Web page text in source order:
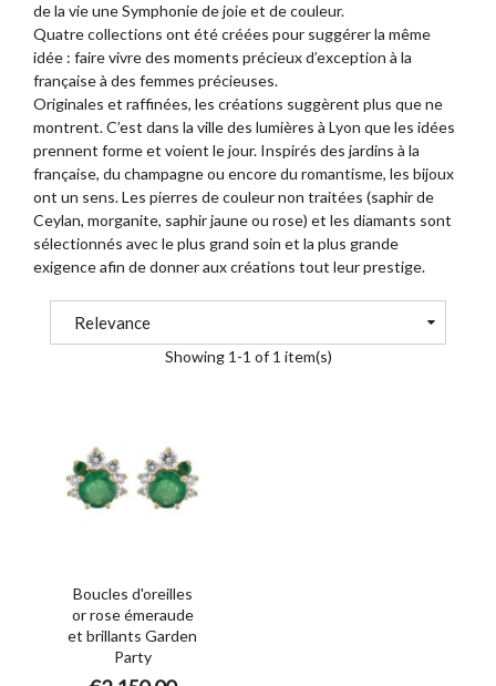
de la vie une Symphonie de joie et de couleur.
Quatre collections ont été créées pour suggérer la même
idée : faire vivre des moments précieux d’exception à la
française à des femmes précieuses.
Originales et raffinées, les créations suggèrent plus que ne
montrent. C’est dans la ville des lumières à Lyon que les idées
prennent forme et voient le jour. Inspirés des jardins à la
française, du champagne ou encore du romantisme, les bijoux
ont un sens. Les pierres de couleur non traitées (saphir de
Ceylan, morganite, saphir jaune ou rose) et les diamants sont
sélectionnés avec le plus grand soin et la plus grande
exigence afin de donner aux créations tout leur prestige.
Relevance
Showing 1-1 of 1 item(s)
Boucles d'oreilles
or rose émeraude
et brillants Garden
Party